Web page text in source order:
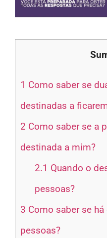
1 Como saber se
destinadas a
2 Como saber se a
destinada a mim?
2.1 Quando o
pessoas?
3 Como saber se
pessoas?